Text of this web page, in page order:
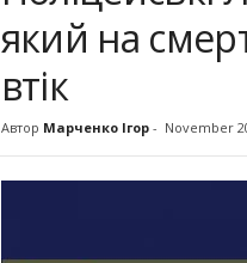
який на
втік
Автор Марченко Ігор- November